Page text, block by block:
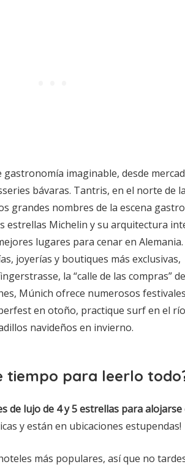
imaginable, desde
bávaras. Tantris, en el norte de
grandes nombres de la escena
estrellas Michelin y su arquitectura
lugares para cenar en Alemania.
joyerías y boutiques más exclusivas,
la “calle de las compras”
Múnich ofrece numerosos
en otoño, practique surf en el
navideños en invierno.
tiempo para leerlo
de lujo de 4 y 5 estrellas para
y están en ubicaciones estupendas!
más populares, así que no